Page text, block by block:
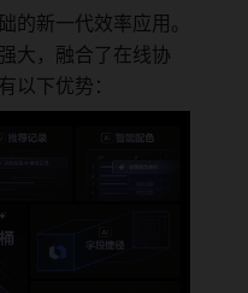
的新一代效率应用。
大，融合了在线协
以下优势：